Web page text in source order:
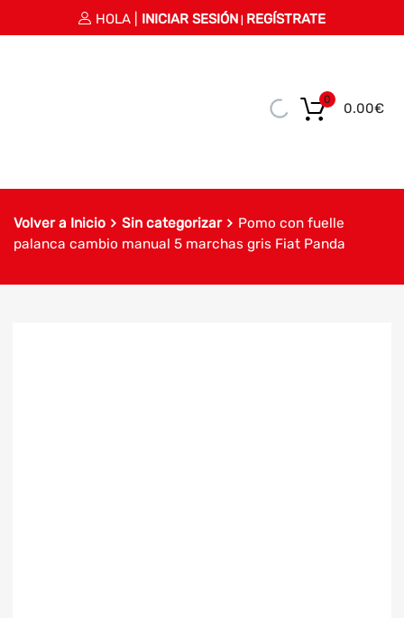
HOLA | INICIAR SESIÓN REGÍSTRATE
0.00€
0
Volver a Inicio Sin categorizar
Pomo con fuelle
palanca cambio manual 5 marchas gris Fiat Panda